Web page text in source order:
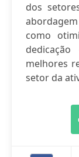
dos
como
melhores
setor da